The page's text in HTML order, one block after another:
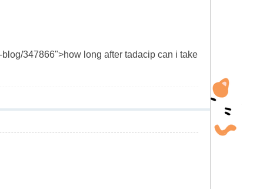
347866">how long after tadacip can i take